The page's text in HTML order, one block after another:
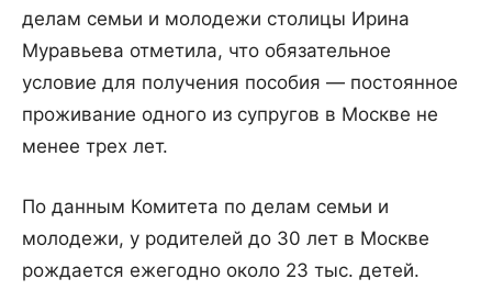
делам семьи и молодежи столицы Ирина
Муравьева отметила, что обязательное
условие для получения пособия — постоянное
проживание одного из супругов в Москве не
менее трех лет.
По данным Комитета по делам семьи и
молодежи, у родителей до 30 лет в Москве
рождается ежегодно около 23 тыс. детей.